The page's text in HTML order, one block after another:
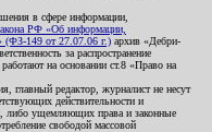
в сфере информации,
РФ «Об информации,
(ФЗ-149 от 27.07.06 г.) архив «Дебри-
за распространение
на основании ст.8 «Право на
редактор, журналист не несут
действительности и
либо ущемляющих права и законные
свободой массовой